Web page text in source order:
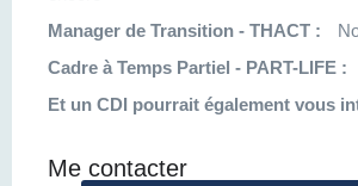
Manager de Transition - THACT :
Cadre à Temps Partiel - PART-LIFE :
Et un CDI pourrait également vous
Me contacter